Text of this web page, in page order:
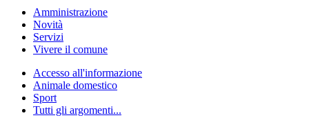
Amministrazione
Novità
Servizi
Vivere il comune
Accesso all'informazione
Animale domestico
Sport
Tutti gli argomenti...